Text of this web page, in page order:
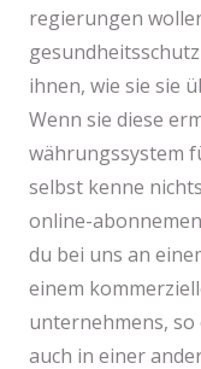
regierungen
ihnen, wie sie sie
Wenn sie diese
währungssystem
selbst kenne
online-
du bei uns an
einem
unternehmens,
auch in einer